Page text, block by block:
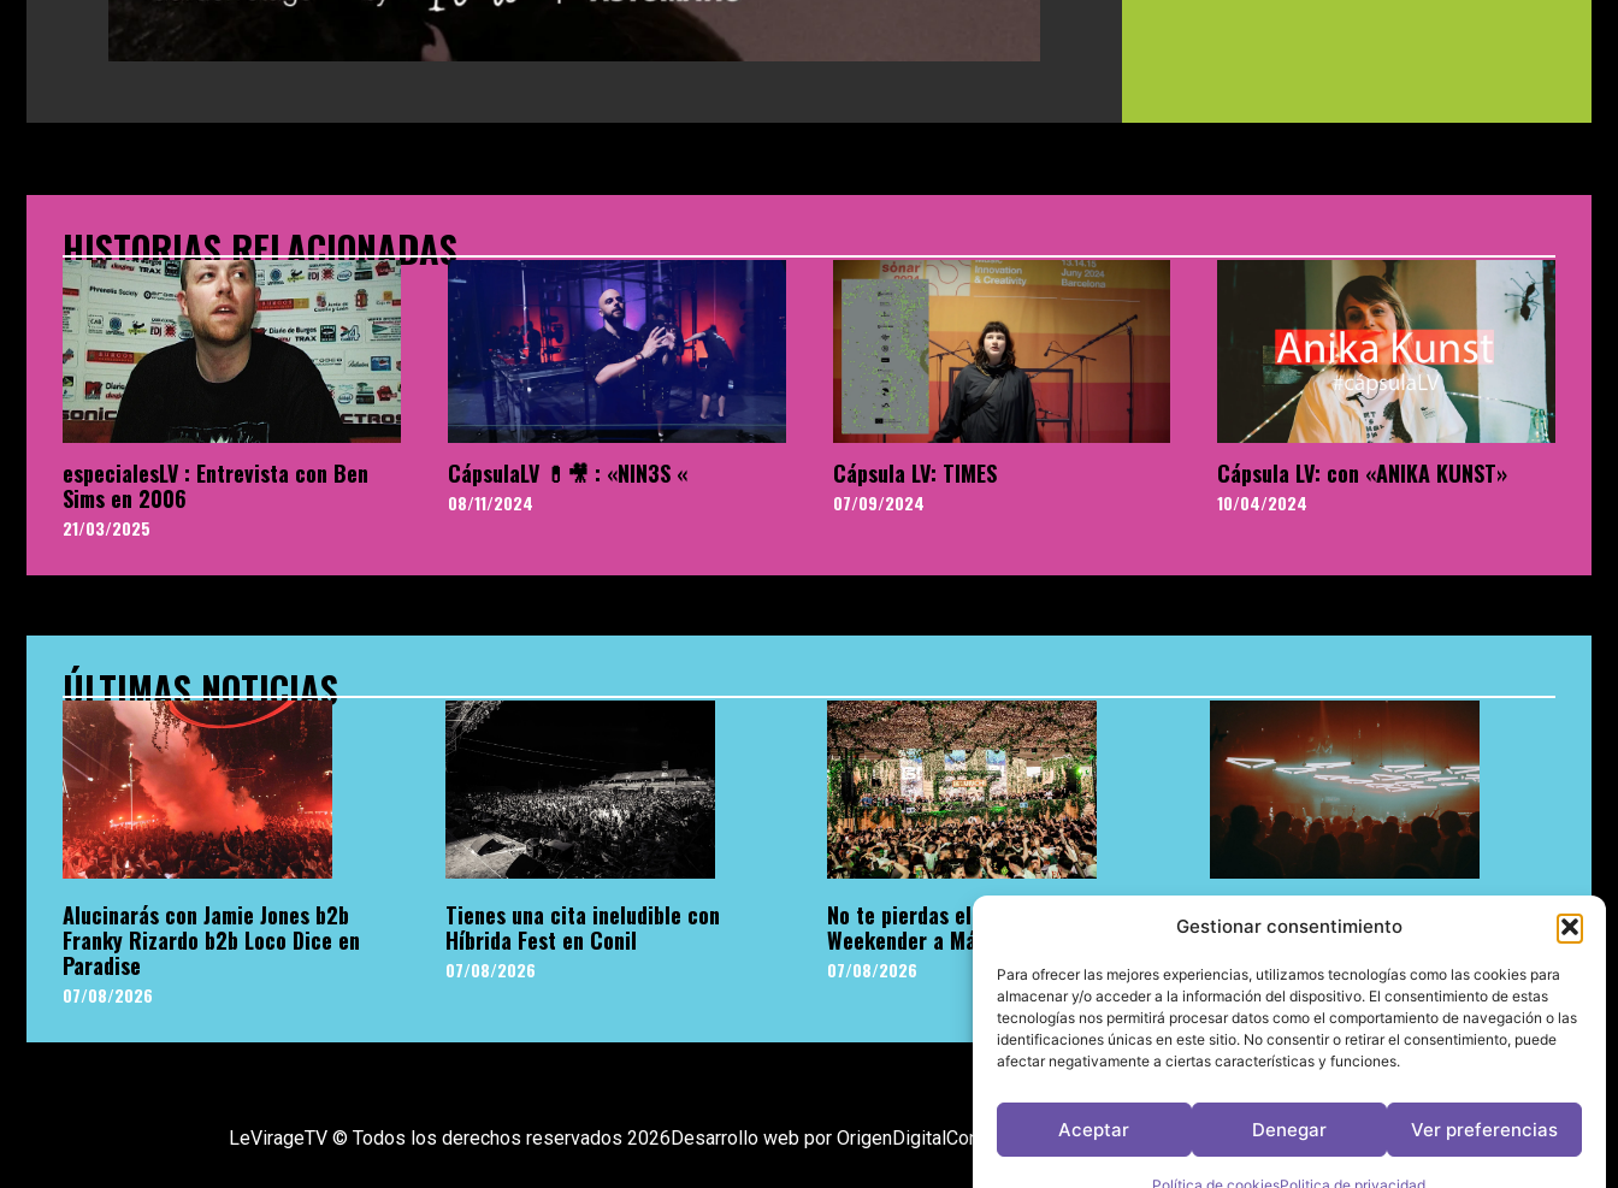
Gestionar consentimiento
Para ofrecer las mejores experiencias, utilizamos tecnologías como las cookies para
almacenar y/o acceder a la información del dispositivo. El consentimiento de estas
tecnologías nos permitirá procesar datos como el comportamiento de navegación o las
identificaciones únicas en este sitio. No consentir o retirar el consentimiento, puede
afectar negativamente a ciertas características y funciones.
Aceptar Denegar Ver preferencias
HISTORIAS RELACIONADAS
especialesLV : Entrevista con Ben
Sims en 2006
21/03/2025
CápsulaLV 💊🎥 : «NIN3S «
08/11/2024
Cápsula LV: TIMES
07/09/2024
Cápsula LV: con «ANIKA KUNST»
10/04/2024
ÚLTIMAS NOTICIAS
Alucinarás con Jamie Jones b2b
Franky Rizardo b2b Loco Dice en
Paradise
07/08/2026
Tienes una cita ineludible con
Híbrida Fest en Conil
07/08/2026
No te pierdas el regreso de Brunch!
Weekender a Málaga
07/08/2026
El underground en Ibiza es cosa de
Pyramid
06/08/2026
LeVirageTV © Todos los derechos reservados 2026 Desarrollo web por OrigenDigital Contacto: info@leviragetv